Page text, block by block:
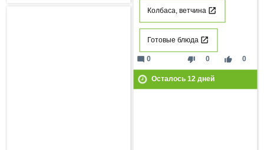
Колбаса, ветчина
Готовые блюда
thumb_down 0 thumb_up 0
mode_comment 0
Осталось 12дней